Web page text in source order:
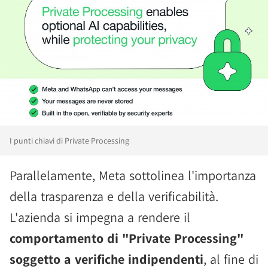
I punti chiavi di Private Processing
Parallelamente, Meta sottolinea l'importanza
della trasparenza e della verificabilità.
L'azienda si impegna a rendere il
comportamento di "Private Processing"
soggetto a verifiche indipendenti, al fine di